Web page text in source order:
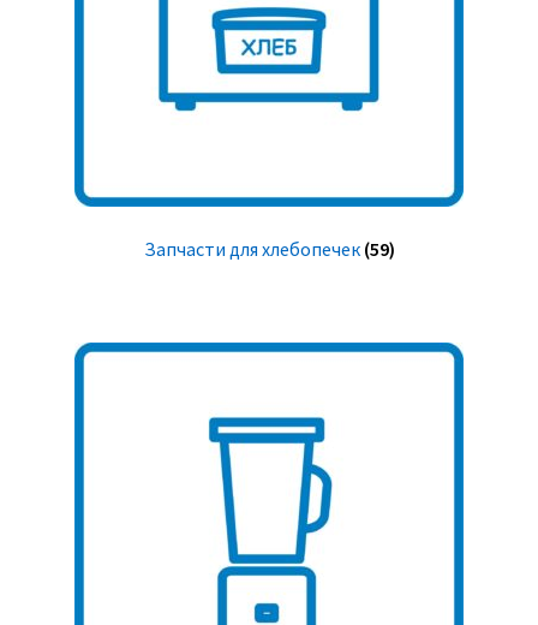
Запчасти для хлебопечек (59)